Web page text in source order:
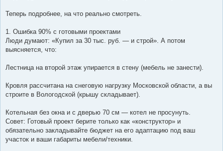
Теперь подробнее, на что реально смотреть.
1. Ошибка 90% с готовыми проектами
Люди думают: «Купил за 30 тыс. руб. — и строй». А потом
выясняется, что:
Лестница на второй этаж упирается в стену (мебель не занести).
Кровля рассчитана на снеговую нагрузку Московской области, а вы
строите в Вологодской (крышу складывает).
Котельная без окна и с дверью 70 см — котел не просунуть.
Совет: Готовый проект берите только как «конструктор» и
обязательно закладывайте бюджет на его адаптацию под ваш
участок и ваши габариты мебели/техники.